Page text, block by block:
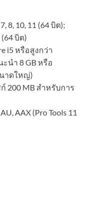
8, 10, 11 (64 บิต);
บิต)
i5 หรือสูงกว่า
ะนำ 8 GB หรือ
าดใหญ่)
200 MB สำหรับการ
AU, AAX (Pro Tools 11